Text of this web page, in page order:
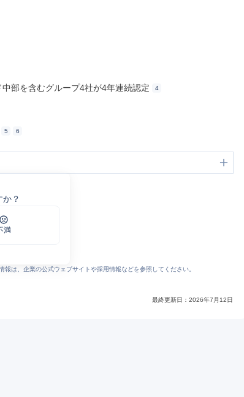
部を含むグループ4社が4年連続認定 4
5 6
？
満
は、企業の公式ウェブサイトや採用情報などを参照してください。
最終更新日： 2026年7月12日